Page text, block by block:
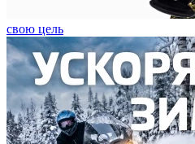
свою цель